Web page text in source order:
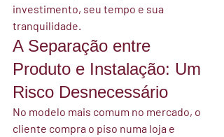
investimento, seu tempo e sua
tranquilidade.
A Separação entre
Produto e Instalação: Um
Risco Desnecessário
No modelo mais comum no mercado, o
cliente compra o piso numa loja e